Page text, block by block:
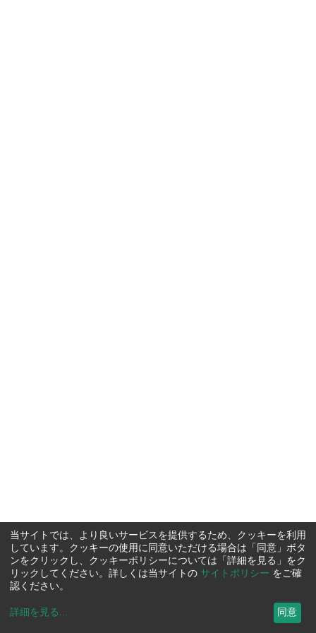
当サイトでは、より良いサービスを提供するため、クッキーを利用
しています。クッキーの使用に同意いただける場合は「同意」ボタ
ンをクリックし、クッキーポリシーについては「詳細を見る」をク
リックしてください。詳しくは当サイトの サイトポリシー をご確
認ください。
詳細を見る ... 同意